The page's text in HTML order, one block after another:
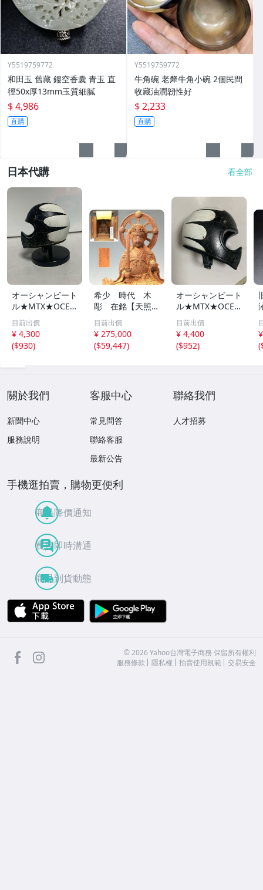
Y5519759772
和田玉 舊藏 鏤空香囊 青玉 直
徑50x厚13mm玉質細膩
$ 4,986
直購
Y5519759772
牛角碗 老犛牛角小碗 2個民間
收藏油潤韌性好
$ 2,233
直購
日本代購 看全部
オーシャンビート
ル★MTX★OCEA
N BEETLE★ミニ
チュアヘルメット
コレクション⑤
目前出價
¥ 4,300
($930)
希少 時代 木
彫 在銘【天照皇
大神 春日大明神
八幡大明神】 厨
子高さ６１ｃｍ
細密上質彫刻 Ｇ
目前出價
¥ 275,000
($59,447)
オーシャンビート
ル★MTX★OCEA
N BEETLE★ミニ
チュアヘルメット
コレクション
目前出價
¥ 4,400
($952)
(
關於我們
新聞中心
服務說明
客服中心
常見問答
聯絡客服
最新公告
聯絡我們
人才招募
手機逛拍賣，購物更便利
商品降價通知
買賣即時溝通
商品到貨動態
APP Store
facebook ©2026 Yahoo台灣電子商務 保留所有權利
服務條款
隱私權 拍賣使用規範 交易安全